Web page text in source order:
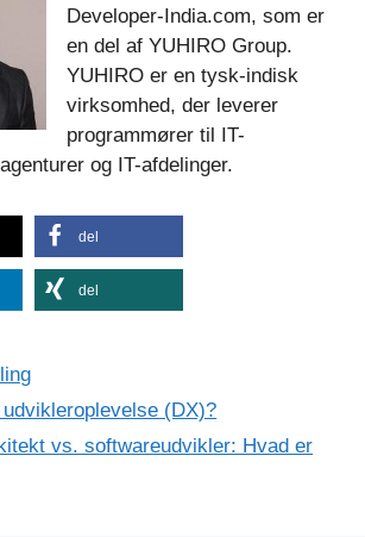
Developer-India.com, som er
en del af YUHIRO Group.
YUHIRO er en tysk-indisk
virksomhed, der leverer
programmører til IT-
og IT-afdelinger.
del
del
(DX)?
vs. softwareudvikler: Hvad er